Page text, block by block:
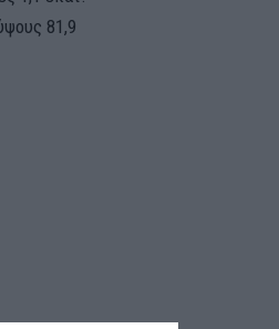
81,9